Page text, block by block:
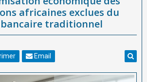
africaines exclues du
traditionnel
Email